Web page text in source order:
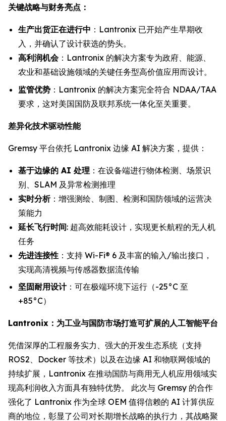
关键战略与财务亮点：
生产出货正在进行中 ：Lantronix 已开始产生早期收
入，并确认了设计获选的势头。
高利润机会：Lantronix 的解决方案专为政府、能源、
农业和基础设施领域的关键任务型高价值应用而设计。
监管优势 ：Lantronix 的解决方案完全符合 NDAA/TAA
要求，这对美国国防及联邦系统一体化至关重要。
差异化技术驱动性能
Gremsy 平台依托 Lantronix 边缘 AI 解决方案，提供：
基于边缘的 AI 处理 ：在设备端进行物体检测、场景识
别、SLAM 及异常检测推理
实时分析：增强测绘、制图、检测和国防领域的运营决
策能力
延长飞行时间: 超高效能耗设计，实现更长航程的无人机
任务
先进连接性 ：支持 Wi-Fi® 6 及丰富的输入/输出接口，
实现高清视频与传感器数据流传输
坚固耐用设计：可在极端环境下运行（-25°C 至
+85°C）
Lantronix：为工业与国防市场打造可扩展的人工智能平台
凭借深厚的工程服务实力、强大的开发生态系统（支持
ROS2、Docker 等技术）以及在边缘 AI 和物联网领域的
持续扩展，Lantronix 在推动国防与商用无人机应用领域实
现高利润收入方面具有独特优势。 此次与 Gremsy 的合作
强化了 Lantronix 作为全球 OEM 值得信赖的 AI 计算供应
商的地位，彰显了公司对长期增长战略的执行力，其战略聚